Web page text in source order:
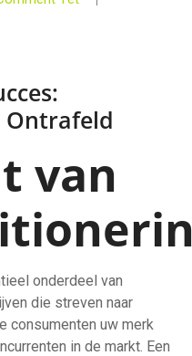
van
onderdeel van
die streven naar
consumenten uw merk
in de markt. Een